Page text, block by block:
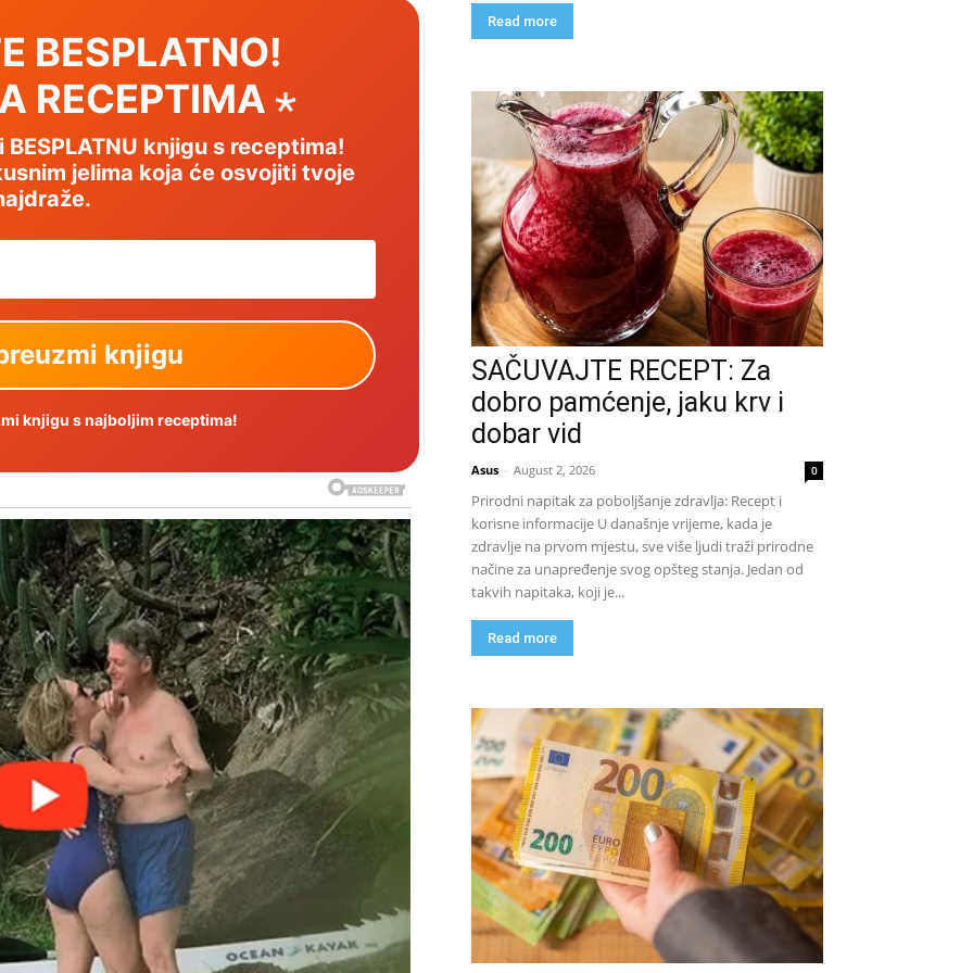
BESPLATNO!
RECEPTIMA ⋆
knjigu s receptima!
jelima koja će osvojiti tvoje
knjigu s najboljim receptima!
Read more
SAČUVAJTE RECEPT: Za
dobro pamćenje, jaku krv i
dobar vid
Asus - August 2, 2026 0
Prirodni napitak za poboljšanje zdravlja: Recept i
korisne informacije U današnje vrijeme, kada je
zdravlje na prvom mjestu, sve više ljudi traži prirodne
načine za unapređenje svog opšteg stanja. Jedan od
takvih napitaka, koji je...
Read more